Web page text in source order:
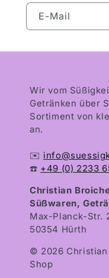
E-Mail
Wir vom
Getränken über
Sortiment von
an.
✉️
☎️ +49 (0) 2233
Christian
Süßwaren,
Max-Planck-Str.
50354 Hürth
© 2026
Shop